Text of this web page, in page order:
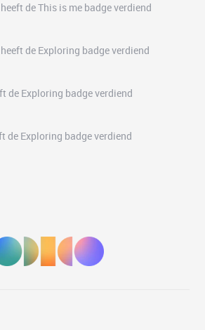
heeft de This is me badge verdiend
heeft de Exploring badge verdiend
de Exploring badge verdiend
de Exploring badge verdiend